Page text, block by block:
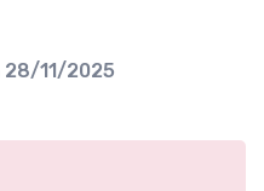
28/11/2025